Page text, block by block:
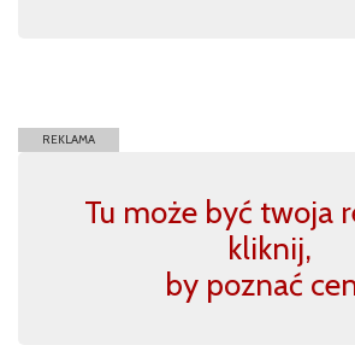
REKLAMA
Tu może być twoja
kliknij,
by poznać